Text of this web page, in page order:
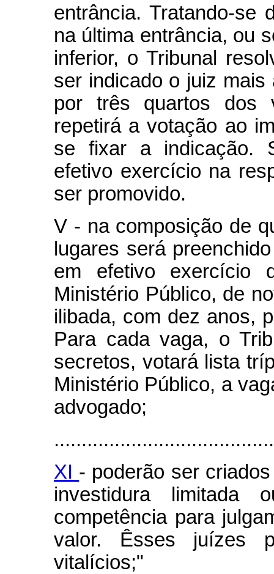
entrância. Tratando-se
na última entrância, ou
inferior, o Tribunal
ser indicado o juiz
por três quartos dos
repetirá a votação ao
se fixar a indicação.
efetivo exercício na
ser promovido.
V - na composição de
lugares será
em efetivo exercício
Ministério Público, de
ilibada, com dez anos,
Para cada vaga, o
secretos, votará lista
Ministério Público, a
advogado;
XI - poderão ser
investidura
competência para
valor. Êsses juízes
vitalícios;"